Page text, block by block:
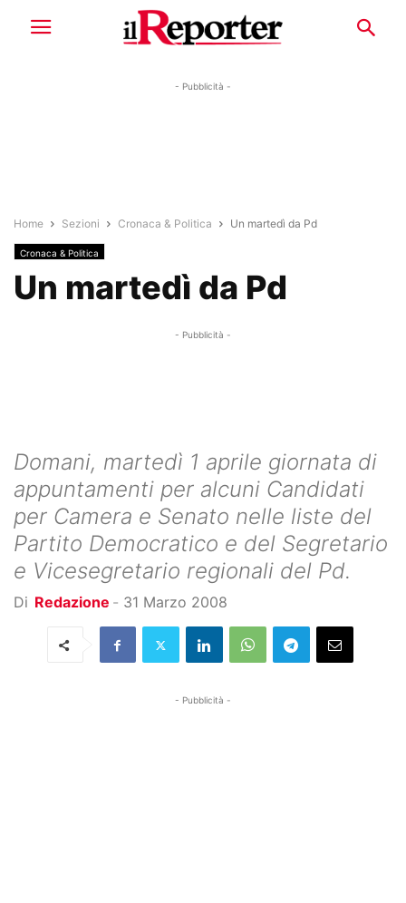
- Pubblicità -
Home Sezioni Cronaca & Politica Un martedì da Pd
Cronaca & Politica
Un martedì da Pd
- Pubblicità -
Domani, martedì 1 aprile giornata di
appuntamenti per alcuni Candidati
per Camera e Senato nelle liste del
Partito Democratico e del Segretario
e Vicesegretario regionali del Pd.
Di Redazione - 31 Marzo 2008
- Pubblicità -